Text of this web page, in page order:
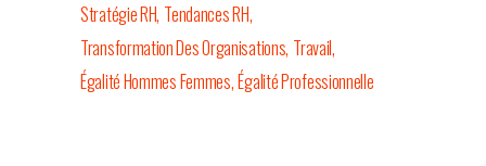
Stratégie RH Tendances RH
Transformation Des Organisations Travail
Égalité Hommes Femmes Égalité Professionnelle